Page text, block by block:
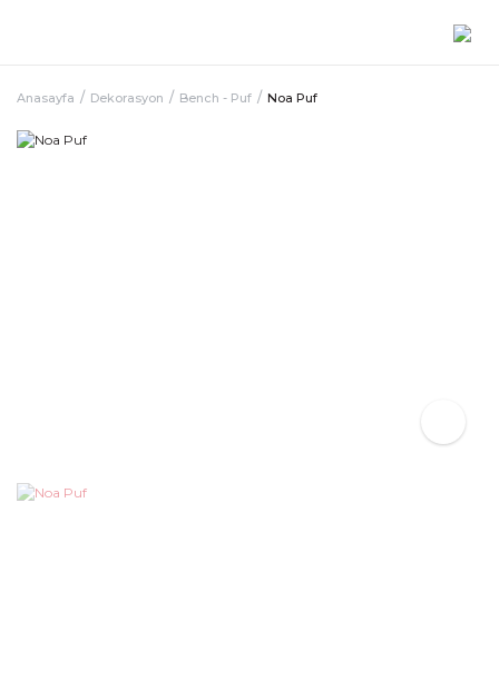
Anasayfa Dekorasyon Bench - Puf Noa Puf